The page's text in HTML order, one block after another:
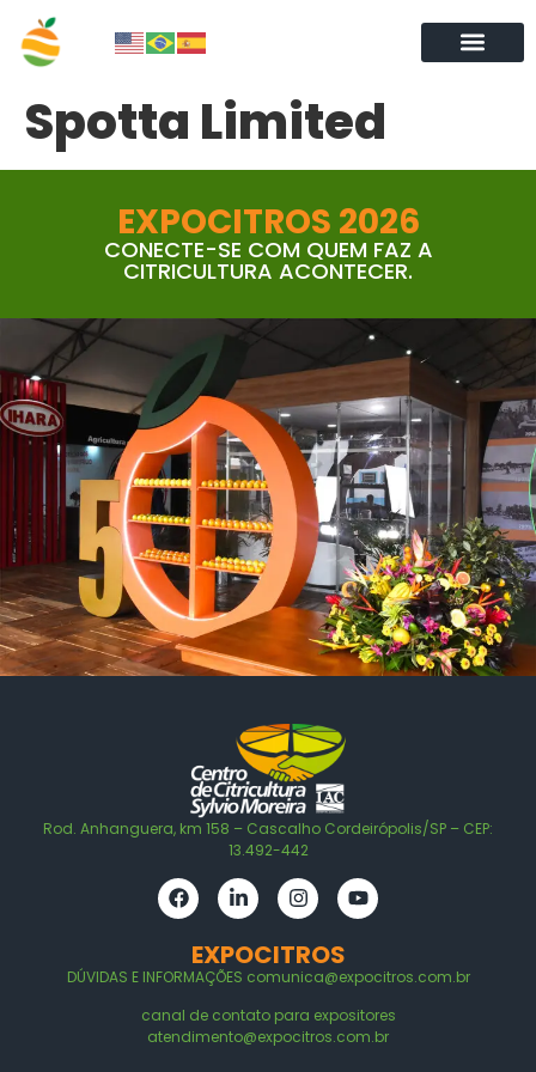
Spotta Limited
EXPOCITROS 2026
CONECTE-SE COM QUEM FAZ A
CITRICULTURA ACONTECER.
Rod. Anhanguera, km 158 – Cascalho Cordeirópolis/SP – CEP:
13.492-442
EXPOCITROS
DÚVIDAS E INFORMAÇÕES comunica@expocitros.com.br
canal de contato para expositores
atendimento@expocitros.com.br